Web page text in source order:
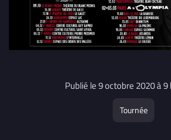
Publié le 9 octobre 2020 à 9
Tournée